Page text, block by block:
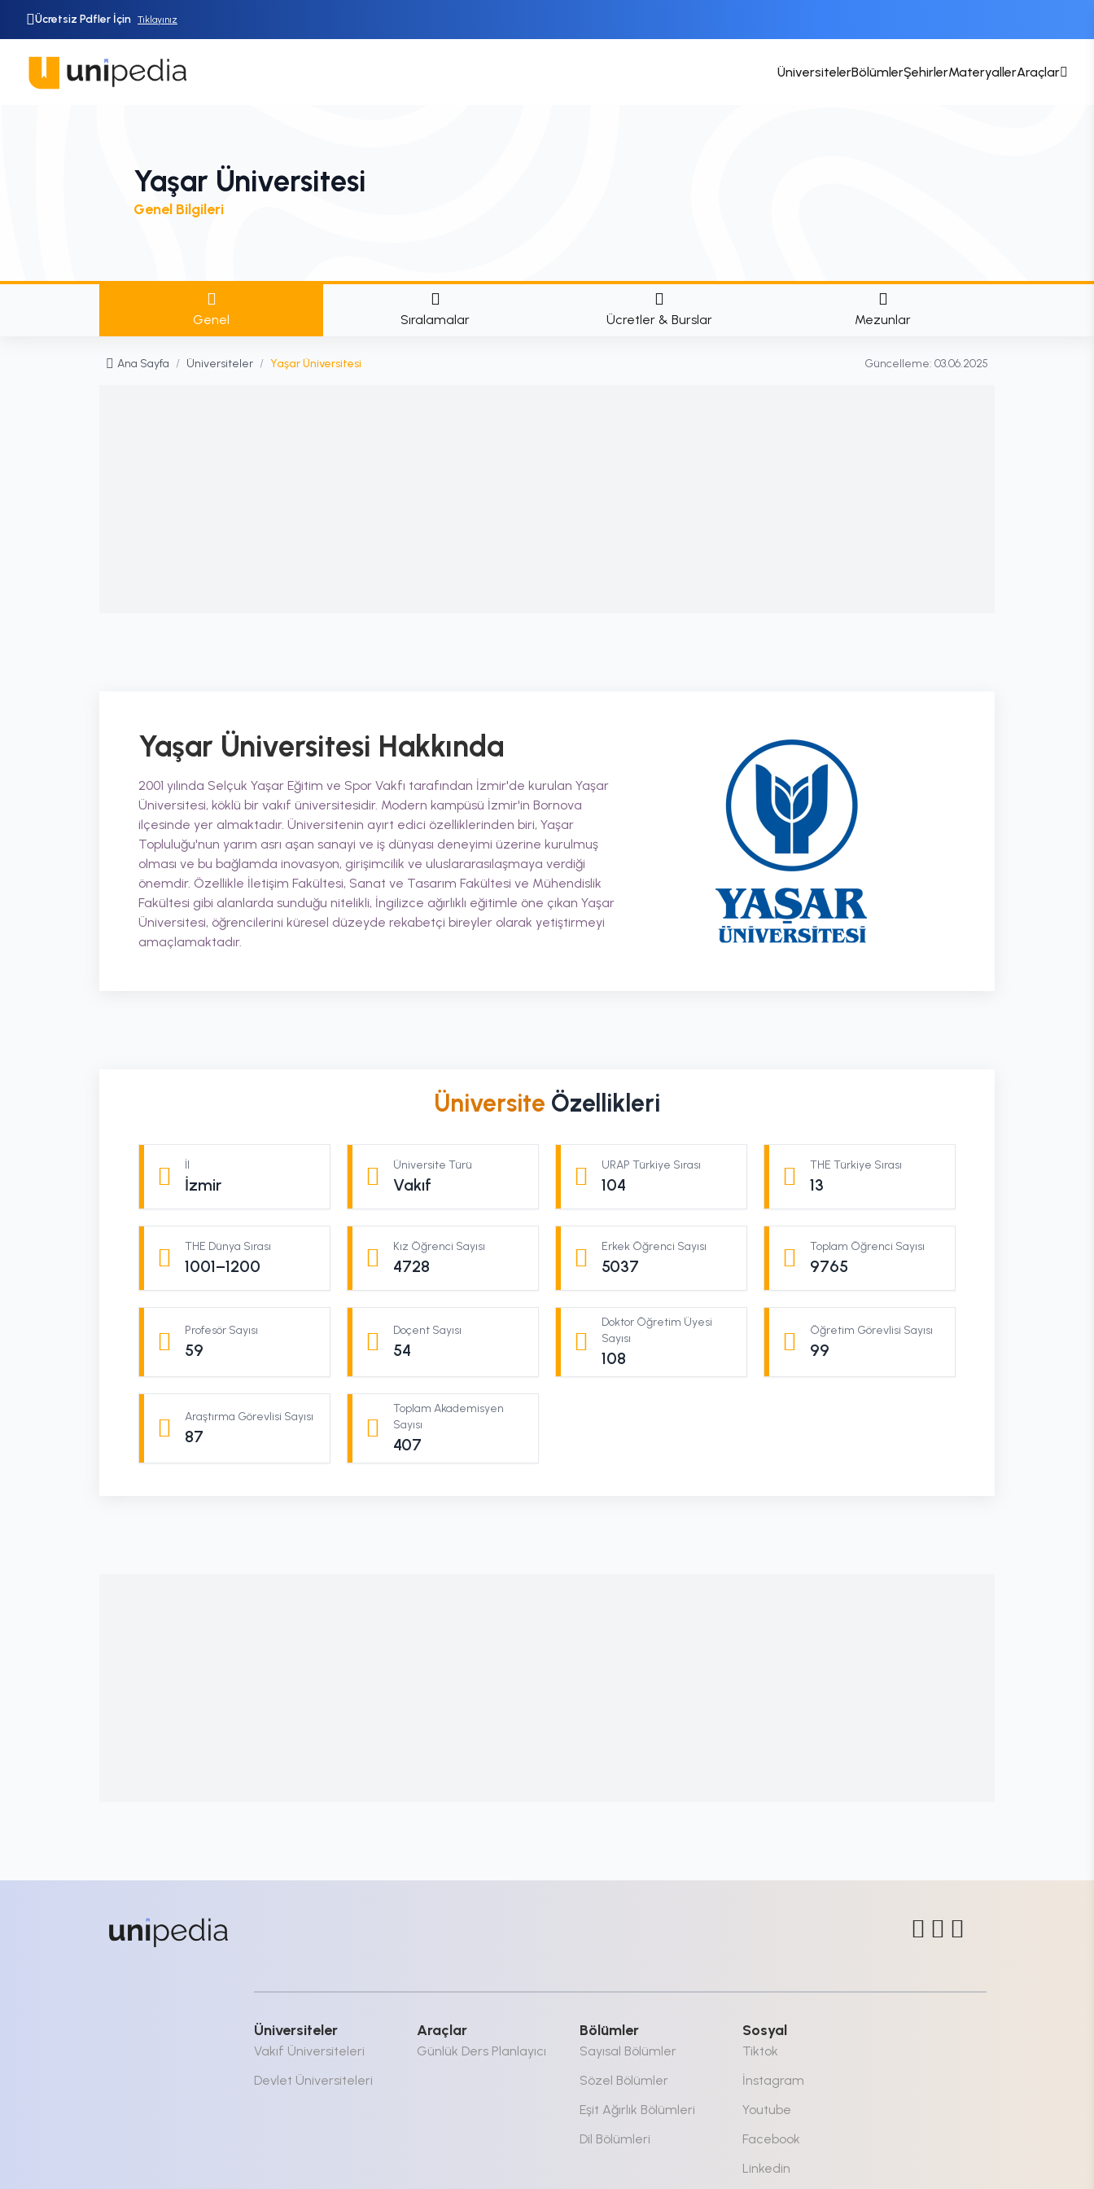
Ücretsiz Pdfler İçin Tıklayınız
ÜniversitelerBölümlerŞehirlerMateryallerAraçlar
Yaşar Üniversitesi
Genel Bilgileri
Genel Sıralamalar Ücretler & Burslar Mezunlar
Ana Sayfa / Üniversiteler / Yaşar Üniversitesi Güncelleme: 03.06.2025
Yaşar Üniversitesi Hakkında
2001 yılında Selçuk Yaşar Eğitim ve Spor Vakfı tarafından İzmir'de kurulan Yaşar
Üniversitesi, köklü bir vakıf üniversitesidir. Modern kampüsü İzmir'in Bornova
ilçesinde yer almaktadır. Üniversitenin ayırt edici özelliklerinden biri, Yaşar
Topluluğu'nun yarım asrı aşan sanayi ve iş dünyası deneyimi üzerine kurulmuş
olması ve bu bağlamda inovasyon, girişimcilik ve uluslararasılaşmaya verdiği
önemdir. Özellikle İletişim Fakültesi, Sanat ve Tasarım Fakültesi ve Mühendislik
Fakültesi gibi alanlarda sunduğu nitelikli, İngilizce ağırlıklı eğitimle öne çıkan Yaşar
Üniversitesi, öğrencilerini küresel düzeyde rekabetçi bireyler olarak yetiştirmeyi
amaçlamaktadır.
Üniversite Özellikleri
İl
İzmir
Üniversite Türü
Vakıf
URAP Türkiye Sırası
104
THE Türkiye Sırası
13
THE Dünya Sırası
1001–1200
Kız Öğrenci Sayısı
4728
Erkek Öğrenci Sayısı
5037
Toplam Öğrenci Sayısı
9765
Profesör Sayısı
59
Doçent Sayısı
54
Doktor Öğretim Üyesi
Sayısı
108
Öğretim Görevlisi Sayısı
99
Araştırma Görevlisi Sayısı
87
Toplam Akademisyen
Sayısı
407
Üniversiteler
Vakıf Üniversiteleri
Devlet Üniversiteleri
Araçlar
Günlük Ders Planlayıcı
Bölümler
Sayısal Bölümler
Sözel Bölümler
Eşit Ağırlık Bölümleri
Dil Bölümleri
Sosyal
Tiktok
İnstagram
Youtube
Facebook
Linkedin